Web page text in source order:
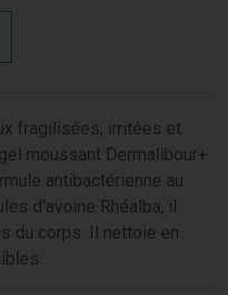
fragilisées, irritées et
moussant Dermalibour+
antibactérienne au
d'avoine Rhéalba, il
du corps. Il nettoie en